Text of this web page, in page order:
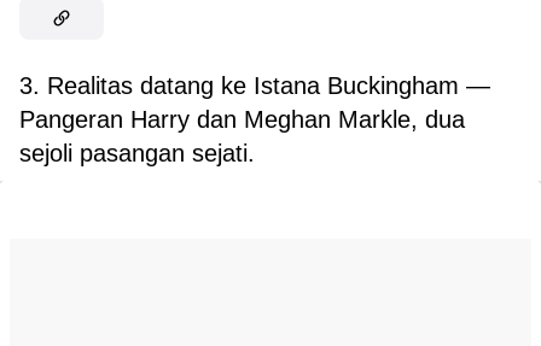
3. Realitas datang ke Istana Buckingham —
Pangeran Harry dan Meghan Markle, dua
sejoli pasangan sejati.